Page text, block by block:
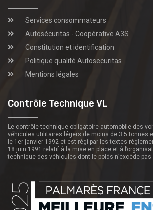
Services consommateurs
Autosécuritas - Coopérative A3S
Constitution et identification
Politique qualité Autosecuritas
Mentions légales
Contrôle Technique VL
Le contrôle technique obligatoire automobile des
véhicules utilitaires légers de moins de 3.5 tonnes
le 1er janvier 1992 et est régi par les textes
18 juin 1991 relatif à la mise en place et à
technique des véhicules dont le poids n’excède pas